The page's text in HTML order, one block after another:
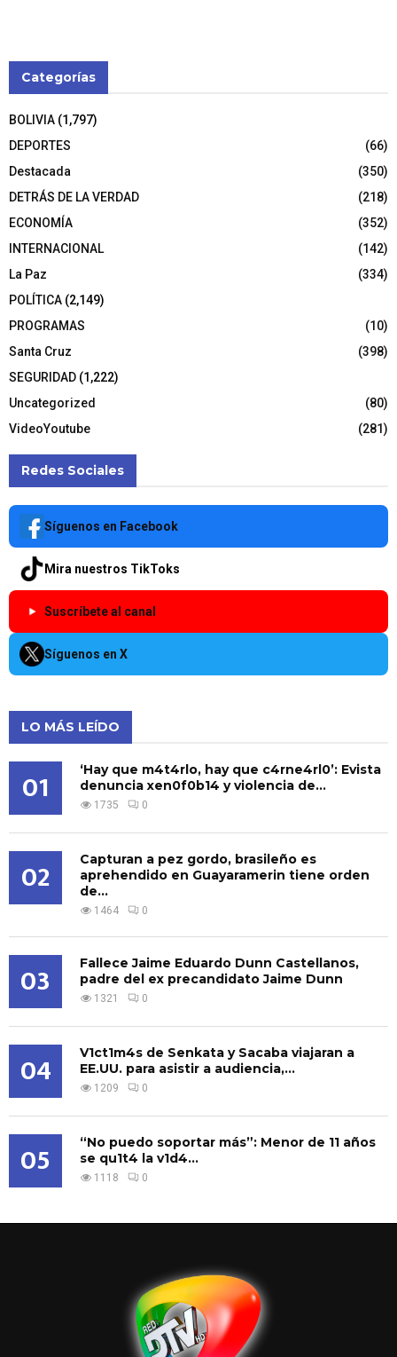
Categorías
BOLIVIA (1,797)
DEPORTES
(66)
Destacada
(350)
DETRÁS DE LA VERDAD
(218)
ECONOMÍA
(352)
INTERNACIONAL
(142)
La Paz
(334)
POLÍTICA (2,149)
PROGRAMAS
(10)
Santa Cruz
(398)
SEGURIDAD (1,222)
Uncategorized
(80)
VideoYoutube
(281)
Redes Sociales
Síguenos en Facebook
Mira nuestros TikToks
Suscríbete al canal
Síguenos en X
LO MÁS LEÍDO
01
‘Hay que m4t4rlo, hay que c4rne4rl0’: Evista
denuncia xen0f0b14 y violencia de...
1735 0
02
Capturan a pez gordo, brasileño es
aprehendido en Guayaramerin tiene orden
de...
1464 0
03
Fallece Jaime Eduardo Dunn Castellanos,
padre del ex precandidato Jaime Dunn
1321 0
04
V1ct1m4s de Senkata y Sacaba viajaran a
EE.UU. para asistir a audiencia,...
1209 0
05
“No puedo soportar más”: Menor de 11 años
se qu1t4 la v1d4...
1118 0